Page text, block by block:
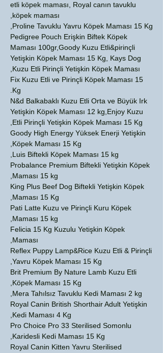
etli köpek maması, Royal canın tavuklu
köpek maması,
Proline Tavuklu Yavru Köpek Maması 15 Kg,
Pedigree Pouch Erişkin Biftek Köpek
Maması 100gr,Goody Kuzu Etli&pirinçli
Yetişkin Köpek Maması 15 Kg, Kays Dog
Kuzu Etli Pirinçli Yetişkin Köpek Maması,
Fix Kuzu Etli ve Pirinçli Köpek Maması 15
Kg.
N&d Balkabaklı Kuzu Etli Orta ve Büyük Irk
Yetişkin Köpek Maması 12 kg,Enjoy Kuzu
Etli Pirinçli Yetişkin Köpek Maması 15 Kg,
Goody High Energy Yüksek Enerji Yetişkin
Köpek Maması 15 Kg,
Luis Biftekli Köpek Maması 15 kg,
Probalance Premium Biftekli Yetişkin Köpek
Maması 15 kg,
King Plus Beef Dog Biftekli Yetişkin Köpek
Maması 15 Kg,
Pati Latte Kuzu ve Pirinçli Kuru Köpek
Maması 15 kg,
Felicia 15 Kg Kuzulu Yetişkin Köpek
Maması,
Reflex Puppy Lamp&Rice Kuzu Etli & Pirinçli
Yavru Köpek Maması 15 Kg,
Brit Premium By Nature Lamb Kuzu Etli
Köpek Maması 15 Kg,
Mera Tahılsız Tavuklu Kedi Maması 2 kg,
Royal Canin British Shorthair Adult Yetişkin
Kedi Maması 4 Kg,
Pro Choice Pro 33 Sterilised Somonlu
Karidesli Kedi Maması 15 Kg,
Royal Canin Kitten Yavru Sterilised